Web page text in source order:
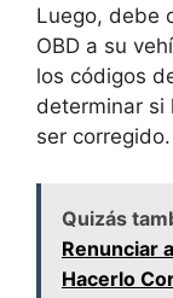
Luego, debe
OBD a su
los códigos
determinar si
ser corregido.
Quizás
Renunciar
Hacerlo